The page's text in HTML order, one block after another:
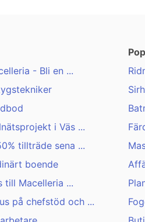
- Bli en ...
i Väs ...
tillträde sena ...
boende
till Macelleria ...
på chefstöd och ...